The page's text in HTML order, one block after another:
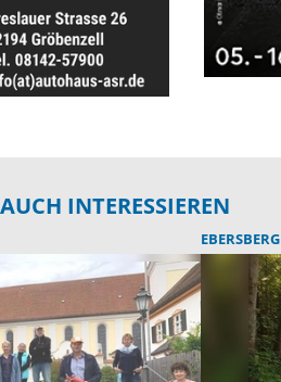
INTERESSIEREN
EBERSBERG